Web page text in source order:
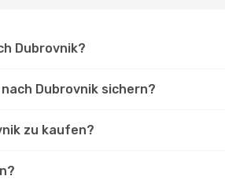
Dubrovnik?
Dubrovnik sichern?
zu kaufen?